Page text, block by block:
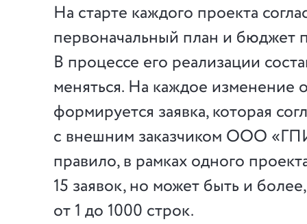
На старте каждого проекта
первоначальный план и бюджет
В процессе его реализации
меняться. На каждое изменение
формируется заявка, которая
с внешним заказчиком ООО
правило, в рамках одного
15 заявок, но может быть и
от 1 до 1000 строк.